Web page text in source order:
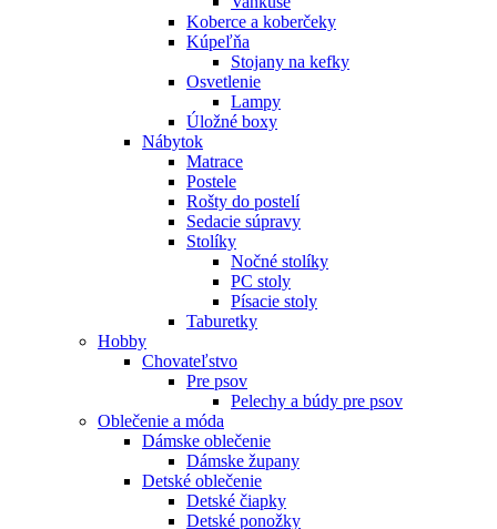
Koberce a koberčeky
Kúpeľňa
Stojany na kefky
Osvetlenie
Lampy
Úložné boxy
Nábytok
Matrace
Postele
Rošty do postelí
Sedacie súpravy
Stolíky
Nočné stolíky
PC stoly
Písacie stoly
Taburetky
Hobby
Chovateľstvo
Pre psov
Pelechy a búdy pre psov
Oblečenie a móda
Dámske oblečenie
Dámske župany
Detské oblečenie
Detské čiapky
Detské ponožky